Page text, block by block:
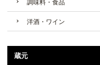
調味料・食品
洋酒・ワイン
蔵元